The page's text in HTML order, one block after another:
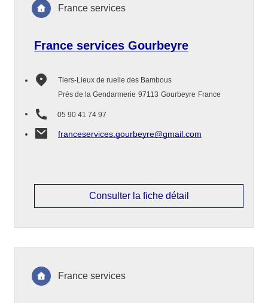
France services Gourbeyre
Tiers-Lieux de ruelle des Bambous
Près de la Gendarmerie 97113 Gourbeyre France
05 90 41 74 97
franceservices.gourbeyre@gmail.com
France services
Consulter la fiche détail
France services